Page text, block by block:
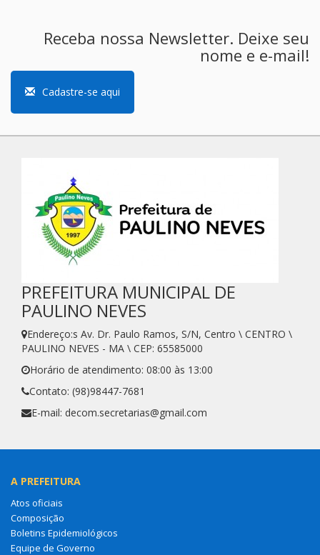
Receba nossa Newsletter. Deixe seu
nome e e-mail!
Cadastre-se aqui
PREFEITURA MUNICIPAL DE
PAULINO NEVES
Endereço:s Av. Dr. Paulo Ramos, S/N, Centro \ CENTRO \
PAULINO NEVES - MA \ CEP: 65585000
Horário de atendimento: 08:00 às 13:00
Contato: (98)98447-7681
E-mail: decom.secretarias@gmail.com
A PREFEITURA
Atos oficiais
Composição
Boletins Epidemiológicos
Equipe de Governo